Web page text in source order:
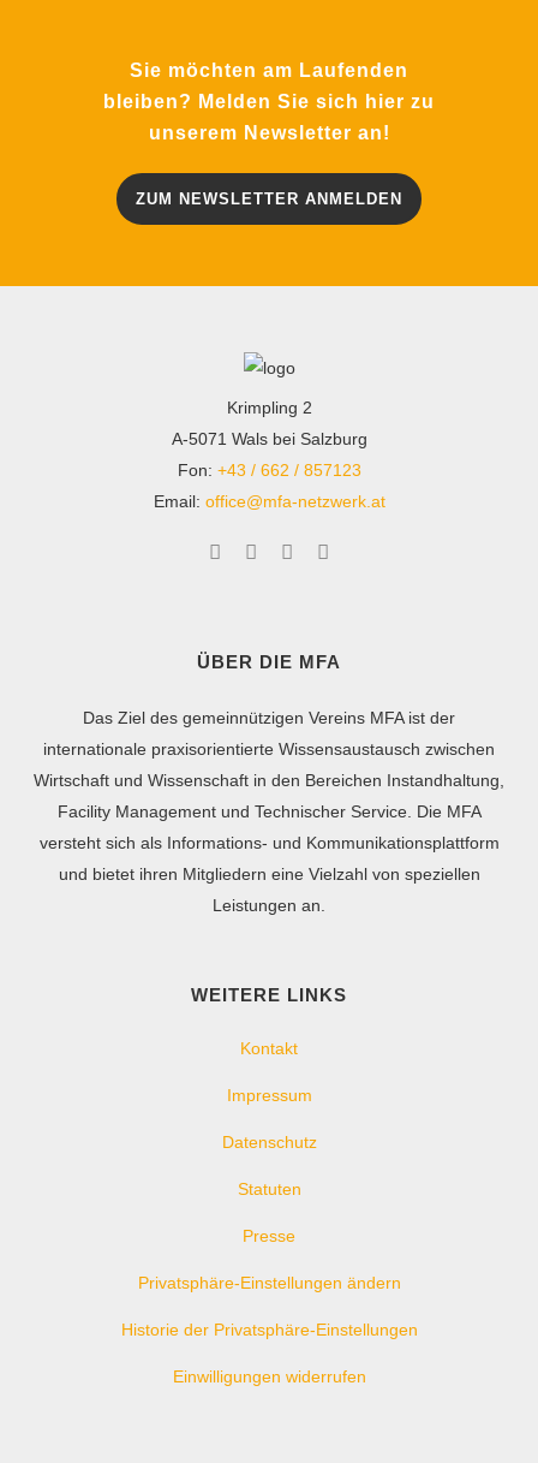
Sie möchten am Laufenden
bleiben? Melden Sie sich hier zu
unserem Newsletter an!
ZUM NEWSLETTER ANMELDEN
Krimpling 2
A-5071 Wals bei Salzburg
Fon: +43 / 662 / 857123
Email: office@mfa-netzwerk.at
ÜBER DIE MFA
Das Ziel des gemeinnützigen Vereins MFA ist der
internationale praxisorientierte Wissensaustausch zwischen
Wirtschaft und Wissenschaft in den Bereichen Instandhaltung,
Facility Management und Technischer Service. Die MFA
versteht sich als Informations- und Kommunikationsplattform
und bietet ihren Mitgliedern eine Vielzahl von speziellen
Leistungen an.
WEITERE LINKS
Kontakt
Impressum
Datenschutz
Statuten
Presse
Privatsphäre-Einstellungen ändern
Historie der Privatsphäre-Einstellungen
Einwilligungen widerrufen